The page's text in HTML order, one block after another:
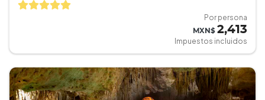
Por persona
MXN$ 2,413
Impuestos incluidos